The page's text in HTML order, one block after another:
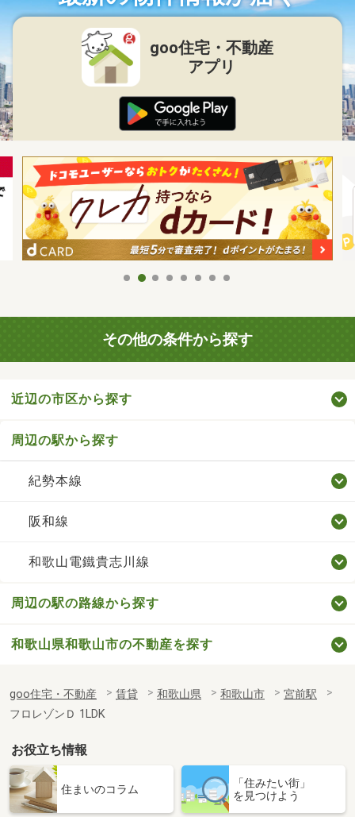
goo住宅・不動産
アプリ
その他の条件から探す
近辺の市区から探す
周辺の駅から探す
紀勢本線
阪和線
和歌山電鐵貴志川線
周辺の駅の路線から探す
和歌山県和歌山市の不動産を探す
goo住宅・不動産 賃貸 和歌山県 和歌山市
宮前駅
フロレゾンＤ 1LDK
お役立ち情報
住まいのコラム
「住みたい街」
を見つけよう